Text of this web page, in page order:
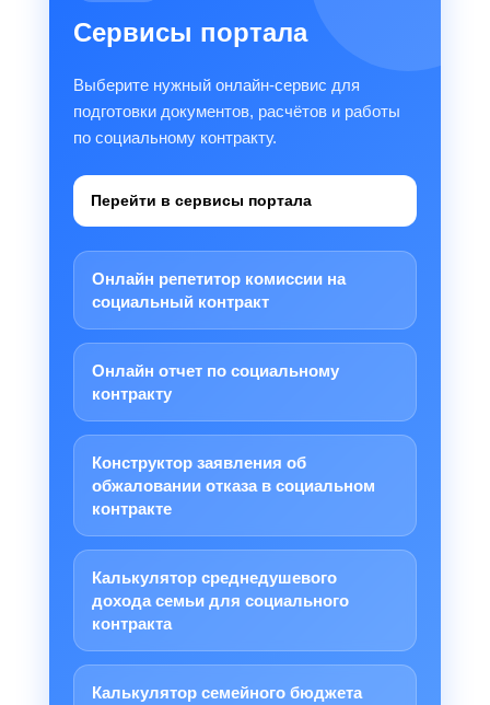
Сервисы портала
Выберите нужный онлайн-сервис для
подготовки документов, расчётов и работы
по социальному контракту.
Перейти в сервисы портала
Онлайн репетитор комиссии на
социальный контракт
Онлайн отчет по социальному
контракту
Конструктор заявления об
обжаловании отказа в социальном
контракте
Калькулятор среднедушевого
дохода семьи для социального
контракта
Калькулятор семейного бюджета